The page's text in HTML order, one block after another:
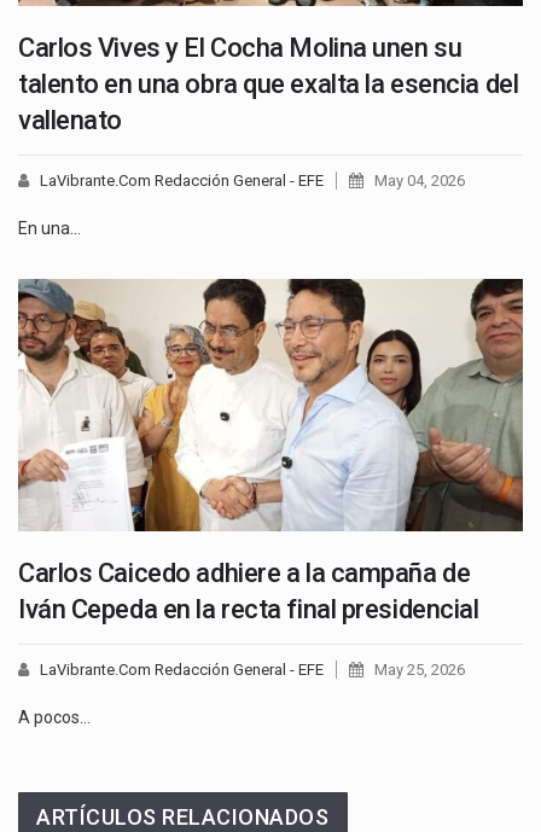
Carlos Vives y El Cocha Molina unen su
talento en una obra que exalta la esencia del
vallenato
LaVibrante.Com Redacción General - EFE May 04, 2026
En una…
Carlos Caicedo adhiere a la campaña de
Iván Cepeda en la recta final presidencial
LaVibrante.Com Redacción General - EFE May 25, 2026
A pocos…
ARTÍCULOS RELACIONADOS